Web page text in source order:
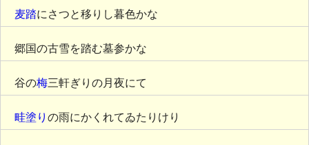
麦踏にさつと移りし暮色かな
郷国の古雪を踏む墓参かな
谷の梅三軒ぎりの月夜にて
畦塗り の雨にかくれてゐたりけり